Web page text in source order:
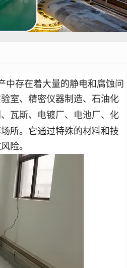
中存在着大量的静电和腐蚀问
室、精密仪器制造、石油化
、 瓦斯、 电镀厂、电池厂、化
所。它通过特殊的材料和技
险。